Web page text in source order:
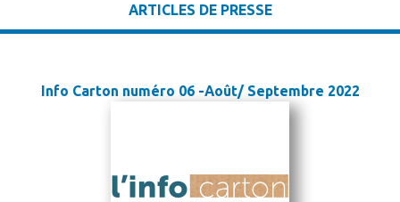
ARTICLES DE PRESSE
Info Carton numéro 06 -Août/ Septembre 2022